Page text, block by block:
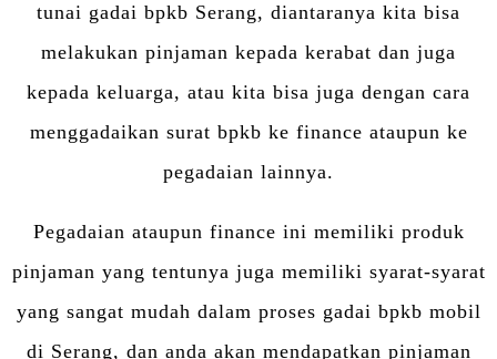
tunai gadai bpkb Serang, diantaranya kita bisa
melakukan pinjaman kepada kerabat dan juga
kepada keluarga, atau kita bisa juga dengan cara
menggadaikan surat bpkb ke finance ataupun ke
pegadaian lainnya.
Pegadaian ataupun finance ini memiliki produk
pinjaman yang tentunya juga memiliki syarat-syarat
yang sangat mudah dalam proses gadai bpkb mobil
di Serang, dan anda akan mendapatkan pinjaman